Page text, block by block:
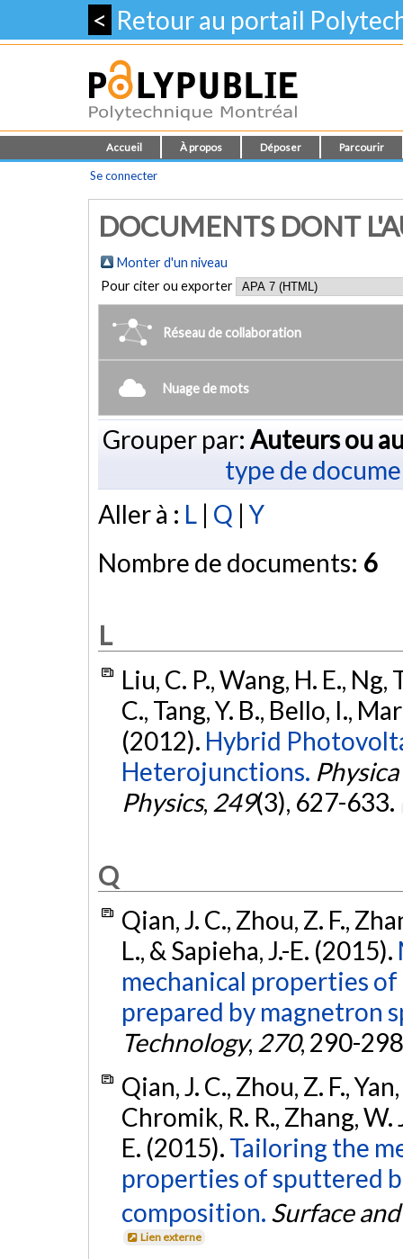
< Retour au portail
Accueil À propos Déposer Parcourir
Se connecter
DOCUMENTS DONT
Monter d'un niveau
Pour citer ou exporter
Réseau de collaboration
Nuage de mots
Grouper par: Auteurs ou
type de
Aller à : L | Q |Y
Nombre de documents: 6
L
Liu, C. P., Wang, H. E., Ng,
C., Tang, Y. B., Bello, I.,
(2012). Hybrid
Heterojunctions.
Physics, 249(3), 627-633.
Q
Qian, J. C., Zhou, Z. F.,
L., & Sapieha, J.-E. (2015).
mechanical properties
prepared by magnetron
Technology, 270, 290-
Qian, J. C., Zhou, Z. F.,
Chromik, R. R., Zhang, W.
E. (2015). Tailoring the
properties of sputtered
composition. Surface
Lien externe